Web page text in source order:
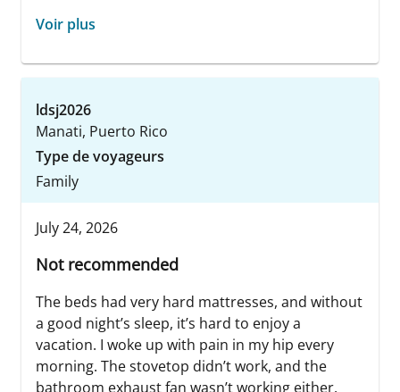
Voir plus
ldsj2026
Manati, Puerto Rico
Type de voyageurs
Family
July 24, 2026
Not recommended
The beds had very hard mattresses, and without
a good night’s sleep, it’s hard to enjoy a
vacation. I woke up with pain in my hip every
morning. The stovetop didn’t work, and the
bathroom exhaust fan wasn’t working either.